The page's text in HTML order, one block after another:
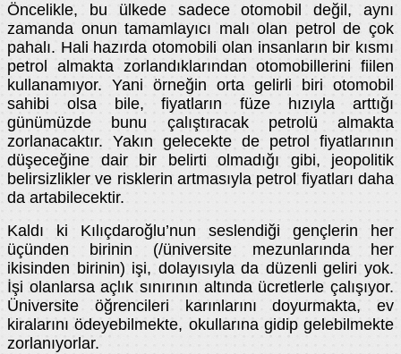
Öncelikle, bu ülkede sadece otomobil değil, aynı
zamanda onun tamamlayıcı malı olan petrol de çok
pahalı. Hali hazırda otomobili olan insanların bir kısmı
petrol almakta zorlandıklarından otomobillerini fiilen
kullanamıyor. Yani örneğin orta gelirli biri otomobil
sahibi olsa bile, fiyatların füze hızıyla arttığı
günümüzde bunu çalıştıracak petrolü almakta
zorlanacaktır. Yakın gelecekte de petrol fiyatlarının
düşeceğine dair bir belirti olmadığı gibi, jeopolitik
belirsizlikler ve risklerin artmasıyla petrol fiyatları daha
da artabilecektir.
Kaldı ki Kılıçdaroğlu’nun seslendiği gençlerin her
üçünden birinin (/üniversite mezunlarında her
ikisinden birinin) işi, dolayısıyla da düzenli geliri yok.
İşi olanlarsa açlık sınırının altında ücretlerle çalışıyor.
Üniversite öğrencileri karınlarını doyurmakta, ev
kiralarını ödeyebilmekte, okullarına gidip gelebilmekte
zorlanıyorlar.